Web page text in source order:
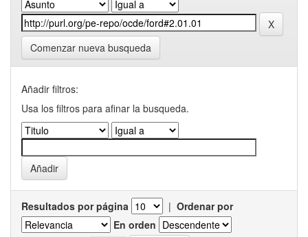
Comenzar nueva busqueda
Añadir filtros:
Usa los filtros para afinar la busqueda.
Resultados por página | Ordenar por
En orden